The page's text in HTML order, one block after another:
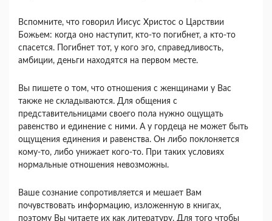
Вспомните, что говорил Иисус Христос о Царствии
Божьем: когда оно наступит, кто-то погибнет, а кто-то
спасется. Погибнет тот, у кого эго, справедливость,
амбиции, деньги находятся на первом месте.
Вы пишете о том, что отношения с женщинами у Вас
также не складываются. Для общения с
представительницами своего пола нужно ощущать
равенство и единение с ними. А у гордеца не может быть
ощущения единения и равенства. Он либо поклоняется
кому-то, либо унижает кого-то. При таких условиях
нормальные отношения невозможны.
Ваше сознание сопротивляется и мешает Вам
почувствовать информацию, изложенную в книгах,
поэтому Вы читаете их как литературу. Для того чтобы